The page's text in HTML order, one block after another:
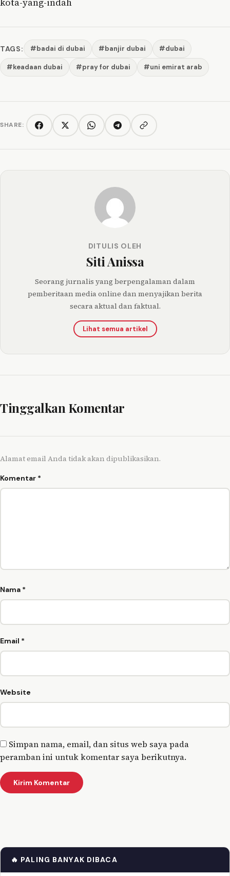
TAGS: #badai di dubai #banjir dubai #dubai
#keadaan dubai #pray for dubai #uni emirat arab
SHARE: FacebookTwitter/XWhatsAppTelegramCopy link
DITULIS OLEH
Siti Anissa
Seorang jurnalis yang berpengalaman dalam
pemberitaan media online dan menyajikan berita
secara aktual dan faktual.
Lihat semua artikel
Tinggalkan Komentar
Alamat email Anda tidak akan dipublikasikan.
Komentar *
Nama *
Email *
Website
Simpan nama, email, dan situs web saya pada
peramban ini untuk komentar saya berikutnya.
🔥 PALING BANYAK DIBACA